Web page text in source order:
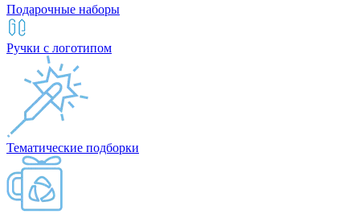
Подарочные наборы
Ручки с логотипом
Тематические подборки